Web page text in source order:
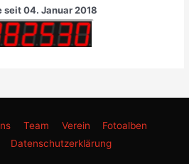
seit 04. Januar 2018
Team Verein
Fotoalben
Datenschutzerklärung